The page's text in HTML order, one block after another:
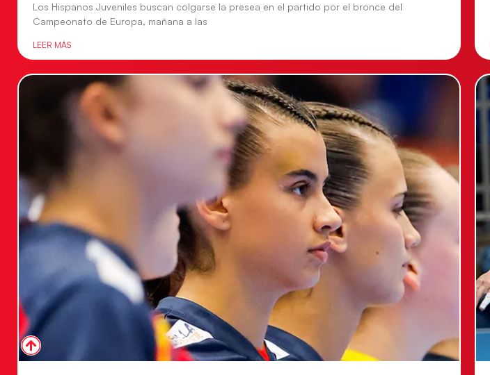
Los Hispanos Juveniles buscan colgarse la presea en el partido por el bronce del
Campeonato de Europa, mañana a las
LEER MÁS